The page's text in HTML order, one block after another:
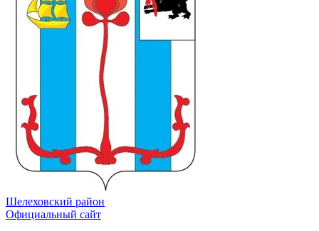
Шелеховский район
Официальный сайт